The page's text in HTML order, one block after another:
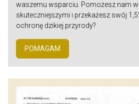
waszemu wsparciu. Pomożesz nam
skuteczniejszymi i przekażesz swój
ochronę dzikiej przyrody?
POMAGAM